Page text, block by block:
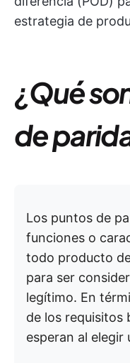
estrategia de
¿Qué
de
Los puntos de
funciones o
todo producto
para ser
legítimo. En
de los requisitos
esperan al elegir